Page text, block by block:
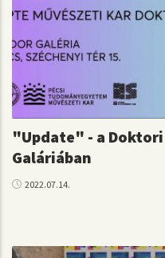
"Update" - a
Galáriában
2022.07.14.